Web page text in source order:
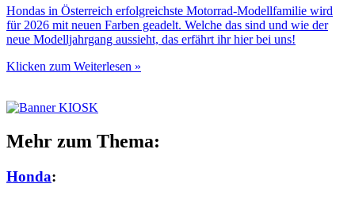
Hondas in Österreich erfolgreichste Motorrad-Modellfamilie wird
für 2026 mit neuen Farben geadelt. Welche das sind und wie der
neue Modelljahrgang aussieht, das erfährt ihr hier bei uns!
Klicken zum Weiterlesen »
Mehr zum Thema:
Honda: